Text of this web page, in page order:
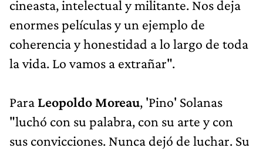
cineasta, intelectual y militante. Nos deja
enormes películas y un ejemplo de
coherencia y honestidad a lo largo de toda
la vida. Lo vamos a extrañar".
Para Leopoldo Moreau, 'Pino' Solanas
"luchó con su palabra, con su arte y con
sus convicciones. Nunca dejó de luchar. Su